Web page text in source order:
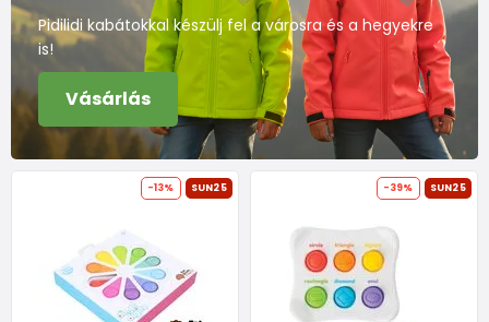
Pidilidi kabátokkal készülj fel a városra és a hegyekre
is!
Vásárlás
-13% SUN25 -39% SUN25